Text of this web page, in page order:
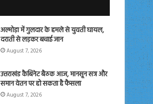
अल्मोड़ा में गुलदार के हमले से युवती घायल,
दराती से लड़कर बचाई जान
August 7, 2026
उत्तराखंड कैबिनेट बैठक आज, मानसून सत्र और
समान वेतन पर हो सकता है फैसला
August 7, 2026